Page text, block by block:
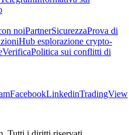
noiPartnerSicurezzaProva di
Hub esplorazione crypto-
VerificaPolitica sui conflitti di
FacebookLinkedinTradingView